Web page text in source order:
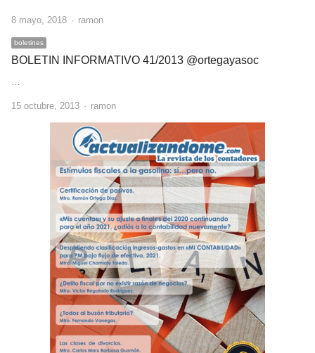
8 mayo, 2018 Author
ramon
boletines
BOLETIN INFORMATIVO 41/2013 @ortegayasoc
…
15 octubre, 2013 Author
ramon